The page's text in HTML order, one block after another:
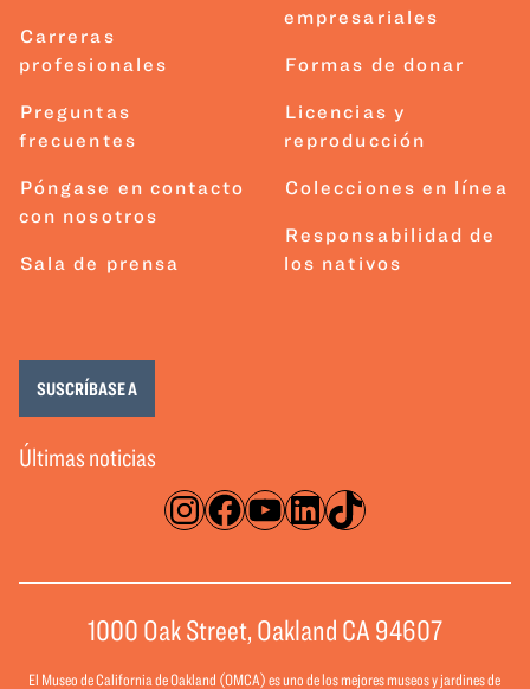
Carreras
profesionales
Preguntas
frecuentes
Póngase en contacto
con nosotros
Sala de prensa
empresariales
Formas de donar
Licencias y
reproducción
Colecciones en línea
Responsabilidad de
los nativos
Instagram
Facebook
YouTube
LinkedIn
TikTok
Últimas noticias
SUSCRÍBASE A
1000 Oak Street, Oakland CA 94607
El Museo de California de Oakland (OMCA) es uno de los mejores museos y jardines de